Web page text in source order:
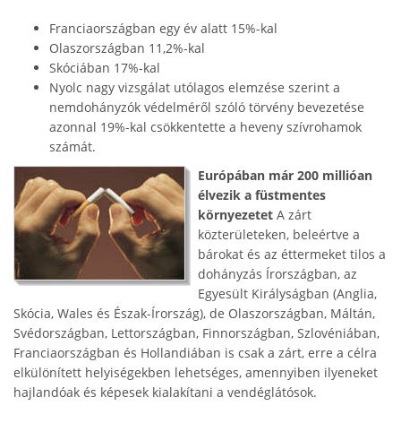
Franciaországban egy év alatt 15%-kal
Olaszországban 11,2%-kal
Skóciában 17%-kal
Nyolc nagy vizsgálat utólagos elemzése szerint a
nemdohányzók védelméről szóló törvény bevezetése
azonnal 19%-kal csökkentette a heveny szívrohamok
számát.
Európában már 200 millióan
élvezik a füstmentes
környezetet A zárt
közterületeken, beleértve a
bárokat és az éttermeket tilos a
dohányzás Írországban, az
Egyesült Királyságban (Anglia,
Skócia, Wales és Észak-Írország), de Olaszországban, Máltán,
Svédországban, Lettországban, Finnországban, Szlovéniában,
Franciaországban és Hollandiában is csak a zárt, erre a célra
elkülönített helyiségekben lehetséges, amennyiben ilyeneket
hajlandóak és képesek kialakítani a vendéglátósok.